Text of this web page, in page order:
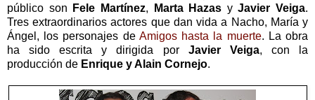
público son
Fele Martínez, Marta Hazas yJavier Veiga.
Tres extraordinarios actores que dan vida a Nacho, María y
Ángel, los personajes de Amigos hasta la muerte. La obra
ha sido escrita y dirigida por Javier Veiga, con la
producción de Enrique y Alain Cornejo.